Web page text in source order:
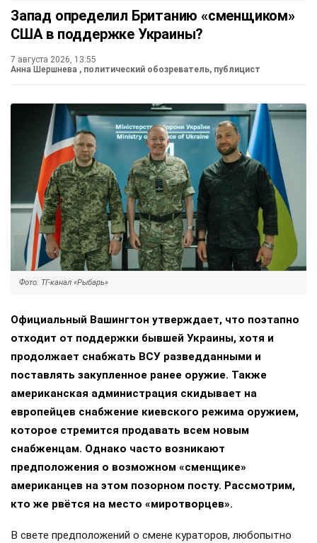
Запад определил Британию «сменщиком»
США в поддержке Украины?
7 августа 2026, 13:55
Анна Шершнева , политический обозреватель, публицист
Фото: ТГ-канал «Рыбарь»
Официальный Вашингтон утверждает, что поэтапно
отходит от поддержки бывшей Украины, хотя и
продолжает снабжать ВСУ разведданными и
поставлять закупленное ранее оружие. Также
американская администрация скидывает на
европейцев снабжение киевского режима оружием,
которое стремится продавать всем новым
снабженцам. Однако часто возникают
предположения о возможном «сменщике»
американцев на этом позорном посту. Рассмотрим,
кто же рвётся на место «миротворцев».
В свете предположений о смене кураторов, любопытно